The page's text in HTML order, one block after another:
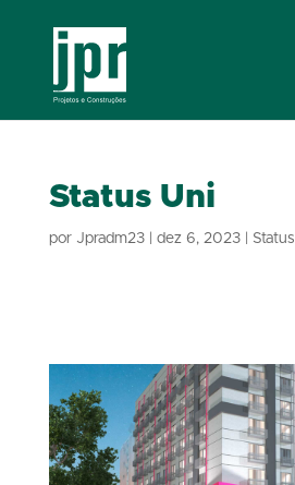
Status Uni
por Jpradm23| dez 6, 2023| Status
STATUS DA OBRA